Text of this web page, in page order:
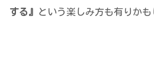
する』
という楽しみ方も有りかも